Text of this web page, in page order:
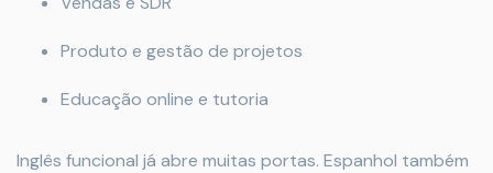
Produto e gestão de projetos
Educação online e tutoria
Inglês funcional já abre muitas portas. Espanhol também